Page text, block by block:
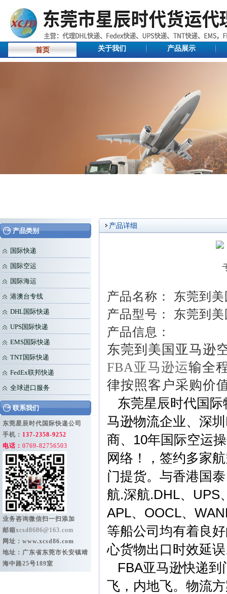
首页 关于我们 产品展示
产品类别
国际快递
国际空运
国际海运
港澳台专线
DHL国际快递
UPS国际快递
EMS国际快递
TNT国际快递
FedEx联邦快递
全球进口服务
联系我们
东莞星辰时代国际快递公司
手机： 137-2358-9252
电话： 0769-82756503
业务咨询微信扫一扫添加
邮箱xcsd8686@163.com
网址： www.xcsd86.com
地址：广东省东莞市长安镇靖
海中路25号189室
产品详细
产品名称： 东莞到
产品型号： 东莞到
产品信息：
东莞到美国亚马逊
FBA亚马逊运输全
律按照客户采购价
东莞星辰时代国
马逊物流企业、深
商、10年国际空运
网络！，签约多家
门提货。与香港国
航.深航.DHL、UPS
APL、OOCL、
等船公司均有着良
心货物出口时效延
FBA亚马逊快递到
飞，内地飞。物流